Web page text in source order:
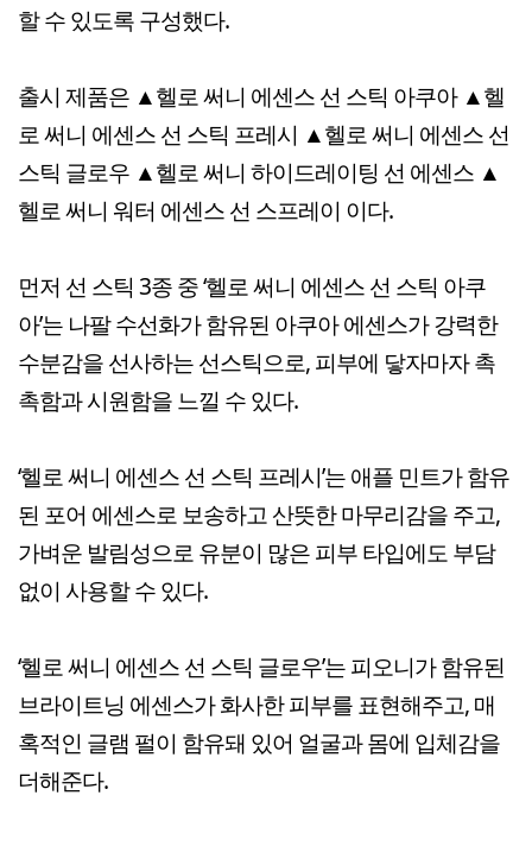
할 수 있도록 구성했다.
출시 제품은 ▲헬로 써니 에센스 선 스틱 아쿠아 ▲헬
로 써니 에센스 선 스틱 프레시 ▲헬로 써니 에센스 선
스틱 글로우 ▲헬로 써니 하이드레이팅 선 에센스 ▲
헬로 써니 워터 에센스 선 스프레이 이다.
먼저 선 스틱 3종 중 ‘헬로 써니 에센스 선 스틱 아쿠
아’는 나팔 수선화가 함유된 아쿠아 에센스가 강력한
수분감을 선사하는 선스틱으로, 피부에 닿자마자 촉
촉함과 시원함을 느낄 수 있다.
‘헬로 써니 에센스 선 스틱 프레시’는 애플 민트가 함유
된 포어 에센스로 보송하고 산뜻한 마무리감을 주고,
가벼운 발림성으로 유분이 많은 피부 타입에도 부담
없이 사용할 수 있다.
‘헬로 써니 에센스 선 스틱 글로우’는 피오니가 함유된
브라이트닝 에센스가 화사한 피부를 표현해주고, 매
혹적인 글램 펄이 함유돼 있어 얼굴과 몸에 입체감을
더해준다.